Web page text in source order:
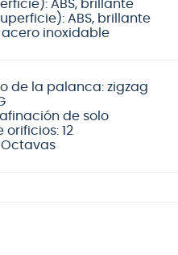
ABS, brillante
ABS, brillante
inoxidable
de la palanca: zigzag
de solo
orificios: 12
Octavas